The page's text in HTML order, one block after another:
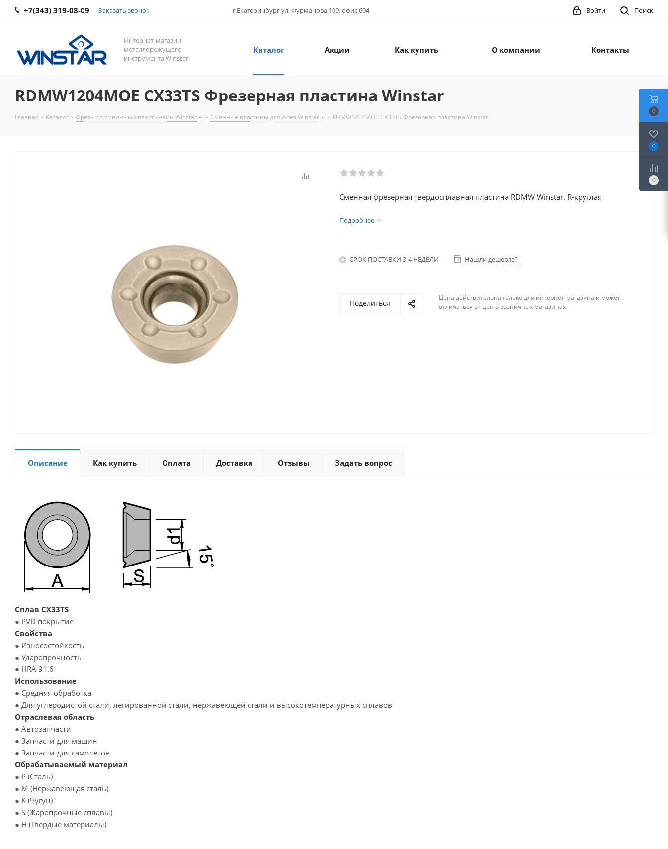
+7(343) 319-08-09 Заказать звонок г.Екатеринбург ул. Фурманова 109, офис 604 Поиск
Войти
Интернет-магазин
металлорежущего
инструмента Winstar
Каталог Акции Как купить О компании Контакты
RDMW1204MOE CX33TS Фрезерная пластина Winstar
Главная - Каталог - Фрезы со сменными пластинами Winstar - Сменные пластины для фрез Winstar - RDMW1204MOE CX33TS Фрезерная пластина Winstar
Сменная фрезерная твердосплавная пластина RDMW Winstar. R-круглая
Подробнее
СРОК ПОСТАВКИ 3-4 НЕДЕЛИ Нашли дешевле?
Поделиться
Цена действительна только для интернет-магазина и может
отличаться от цен в розничных магазинах
Описание Как купить Оплата Доставка Отзывы Задать вопрос
Сплав CX33TS
● PVD покрытие
Свойства
● Износостойкость
● Ударопрочность
● HRA 91.6
Использование
● Средняя обработка
● Для углеродистой стали, легированной стали, нержавеющей стали и высокотемпературных сплавов
Отраслевая область
● Автозапчасти
● Запчасти для машин
● Запчасти для самолетов
Обрабатываемый материал
● P (Сталь)
● M (Нержавеющая сталь)
● K (Чугун)
● S (Жаропрочные сплавы)
● H (Твердые материалы)
0
0
0